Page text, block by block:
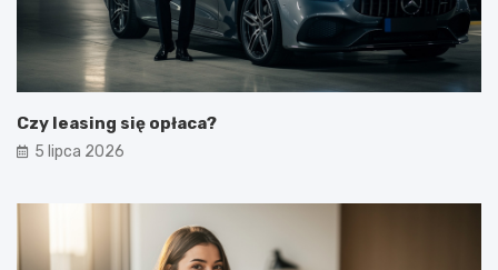
Czy leasing się opłaca?
5 lipca 2026